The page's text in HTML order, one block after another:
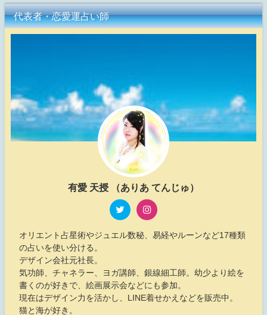
代表者・恋愛運占い師
有愛 天授 （ありあ てんじゅ）
オリエント占星術やジュエル数秘、易経やルーンなど17種類
の占いを使い分ける。
デザイン会社元社長。
気功師、チャネラー、ヨガ講師、銀線細工師。幼少より絵を
書くのが好きで、絵画展示会などにも参加。
現在はデザイン力を活かし、LINE着せかえなどを販売中。
猫と海が好き。